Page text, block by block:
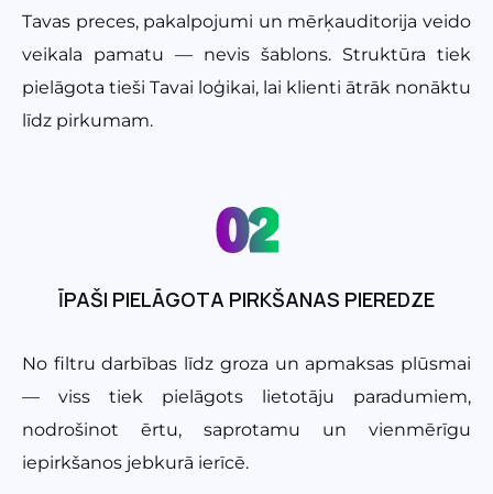
Tavas preces, pakalpojumi un mērķauditorija veido
veikala pamatu — nevis šablons. Struktūra tiek
pielāgota tieši Tavai loģikai, lai klienti ātrāk nonāktu
līdz pirkumam.
02
ĪPAŠI PIELĀGOTA PIRKŠANAS PIEREDZE
No filtru darbības līdz groza un apmaksas plūsmai
— viss tiek pielāgots lietotāju paradumiem,
nodrošinot ērtu, saprotamu un vienmērīgu
iepirkšanos jebkurā ierīcē.